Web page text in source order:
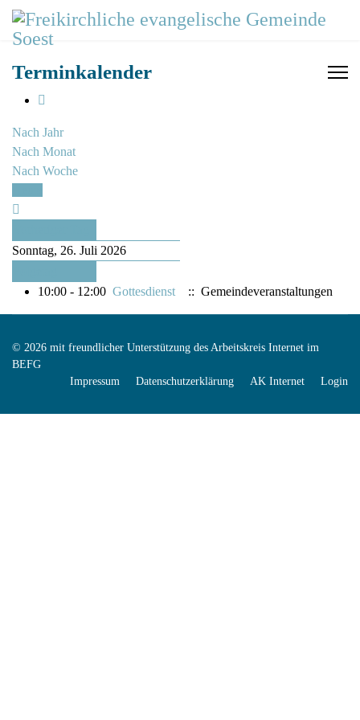
Terminkalender
Nach Jahr
Nach Monat
Nach Woche
Sonntag, 26. Juli 2026
10:00 - 12:00 Gottesdienst :: Gemeindeveranstaltungen
© 2026 mit freundlicher Unterstützung des Arbeitskreis Internet im
BEFG
Impressum
Datenschutzerklärung AK Internet Login